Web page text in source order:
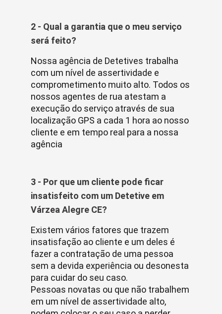
2 - Qual a garantia que o meu serviço
será feito?
Nossa agência de Detetives trabalha
com um nível de assertividade e
comprometimento muito alto. Todos os
nossos agentes de rua atestam a
execução do serviço através de sua
localização GPS a cada 1 hora ao nosso
cliente e em tempo real para a nossa
agência
3 - Por que um cliente pode ficar
insatisfeito com um Detetive em
Várzea Alegre CE?
Existem vários fatores que trazem
insatisfação ao cliente e um deles é
fazer a contratação de uma pessoa
sem a devida experiência ou desonesta
para cuidar do seu caso.
Pessoas novatas ou que não trabalhem
em um nível de assertividade alto,